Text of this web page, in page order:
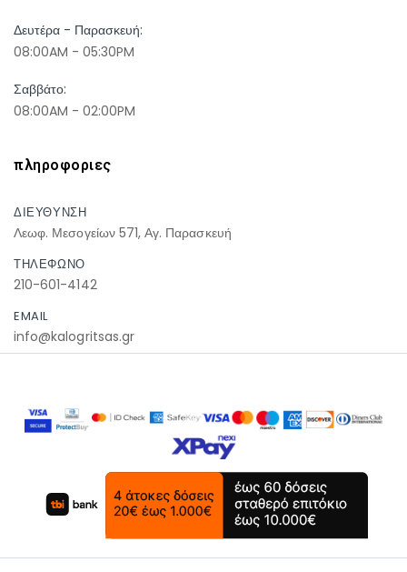
Δευτέρα - Παρασκευή:
08:00AM - 05:30PM
Σαββάτο:
08:00AM - 02:00PM
πληροφοριες
ΔΙΕΥΘΥΝΣΗ
Λεωφ. Μεσογείων 571, Αγ. Παρασκευή
ΤΗΛΕΦΩΝΟ
210-601-4142
EMAIL
info@kalogritsas.gr